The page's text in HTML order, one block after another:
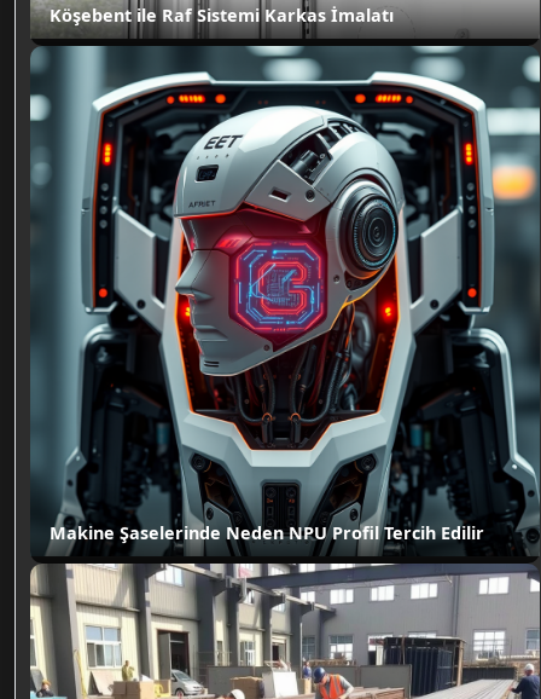
Köşebent ile Raf Sistemi Karkas İmalatı
Makine Şaselerinde Neden NPU Profil Tercih Edilir